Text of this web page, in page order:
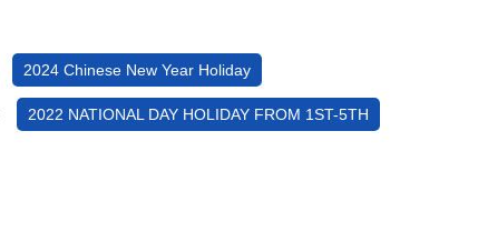
2024 Chinese New Year Holiday
2022 NATIONAL DAY HOLIDAY FROM 1ST-5TH